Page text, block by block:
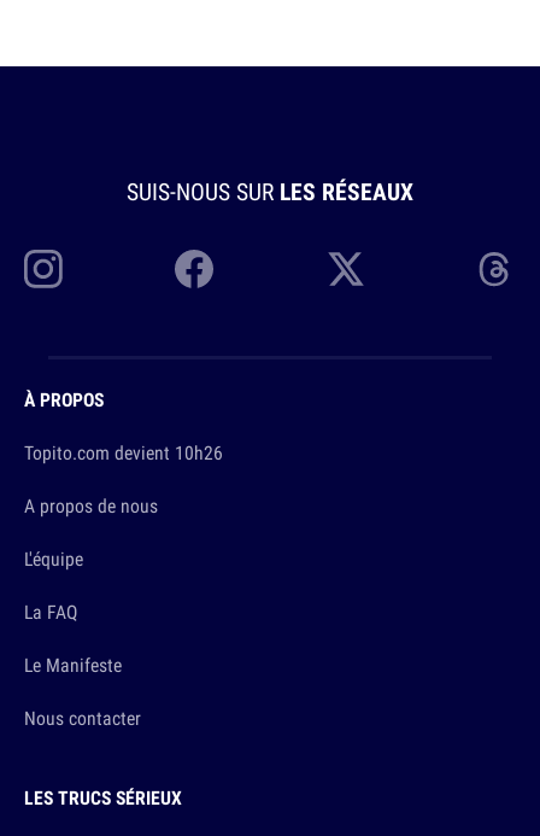
SUIS-NOUS SUR LES RÉSEAUX
À PROPOS
Topito.com devient 10h26
A propos de nous
L'équipe
La FAQ
Le Manifeste
Nous contacter
LES TRUCS SÉRIEUX